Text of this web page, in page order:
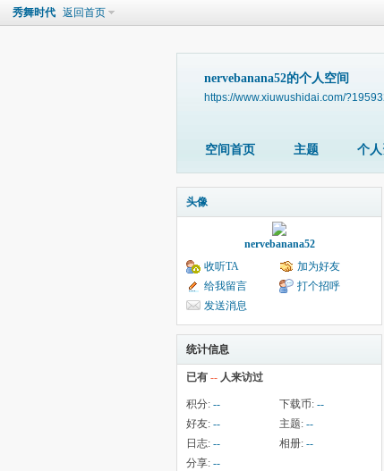
秀舞时代 返回首页
nervebanana52的个人空间
https://www.xiuwushidai.com/
空间首页 主题 个
头像
nervebanana52
收听TA
加为好友
给我留言
打个招呼
发送消息
统计信息
已有 -- 人来访过
积分: -- 下载币: --
好友: -- 主题: --
日志: -- 相册: --
分享: --